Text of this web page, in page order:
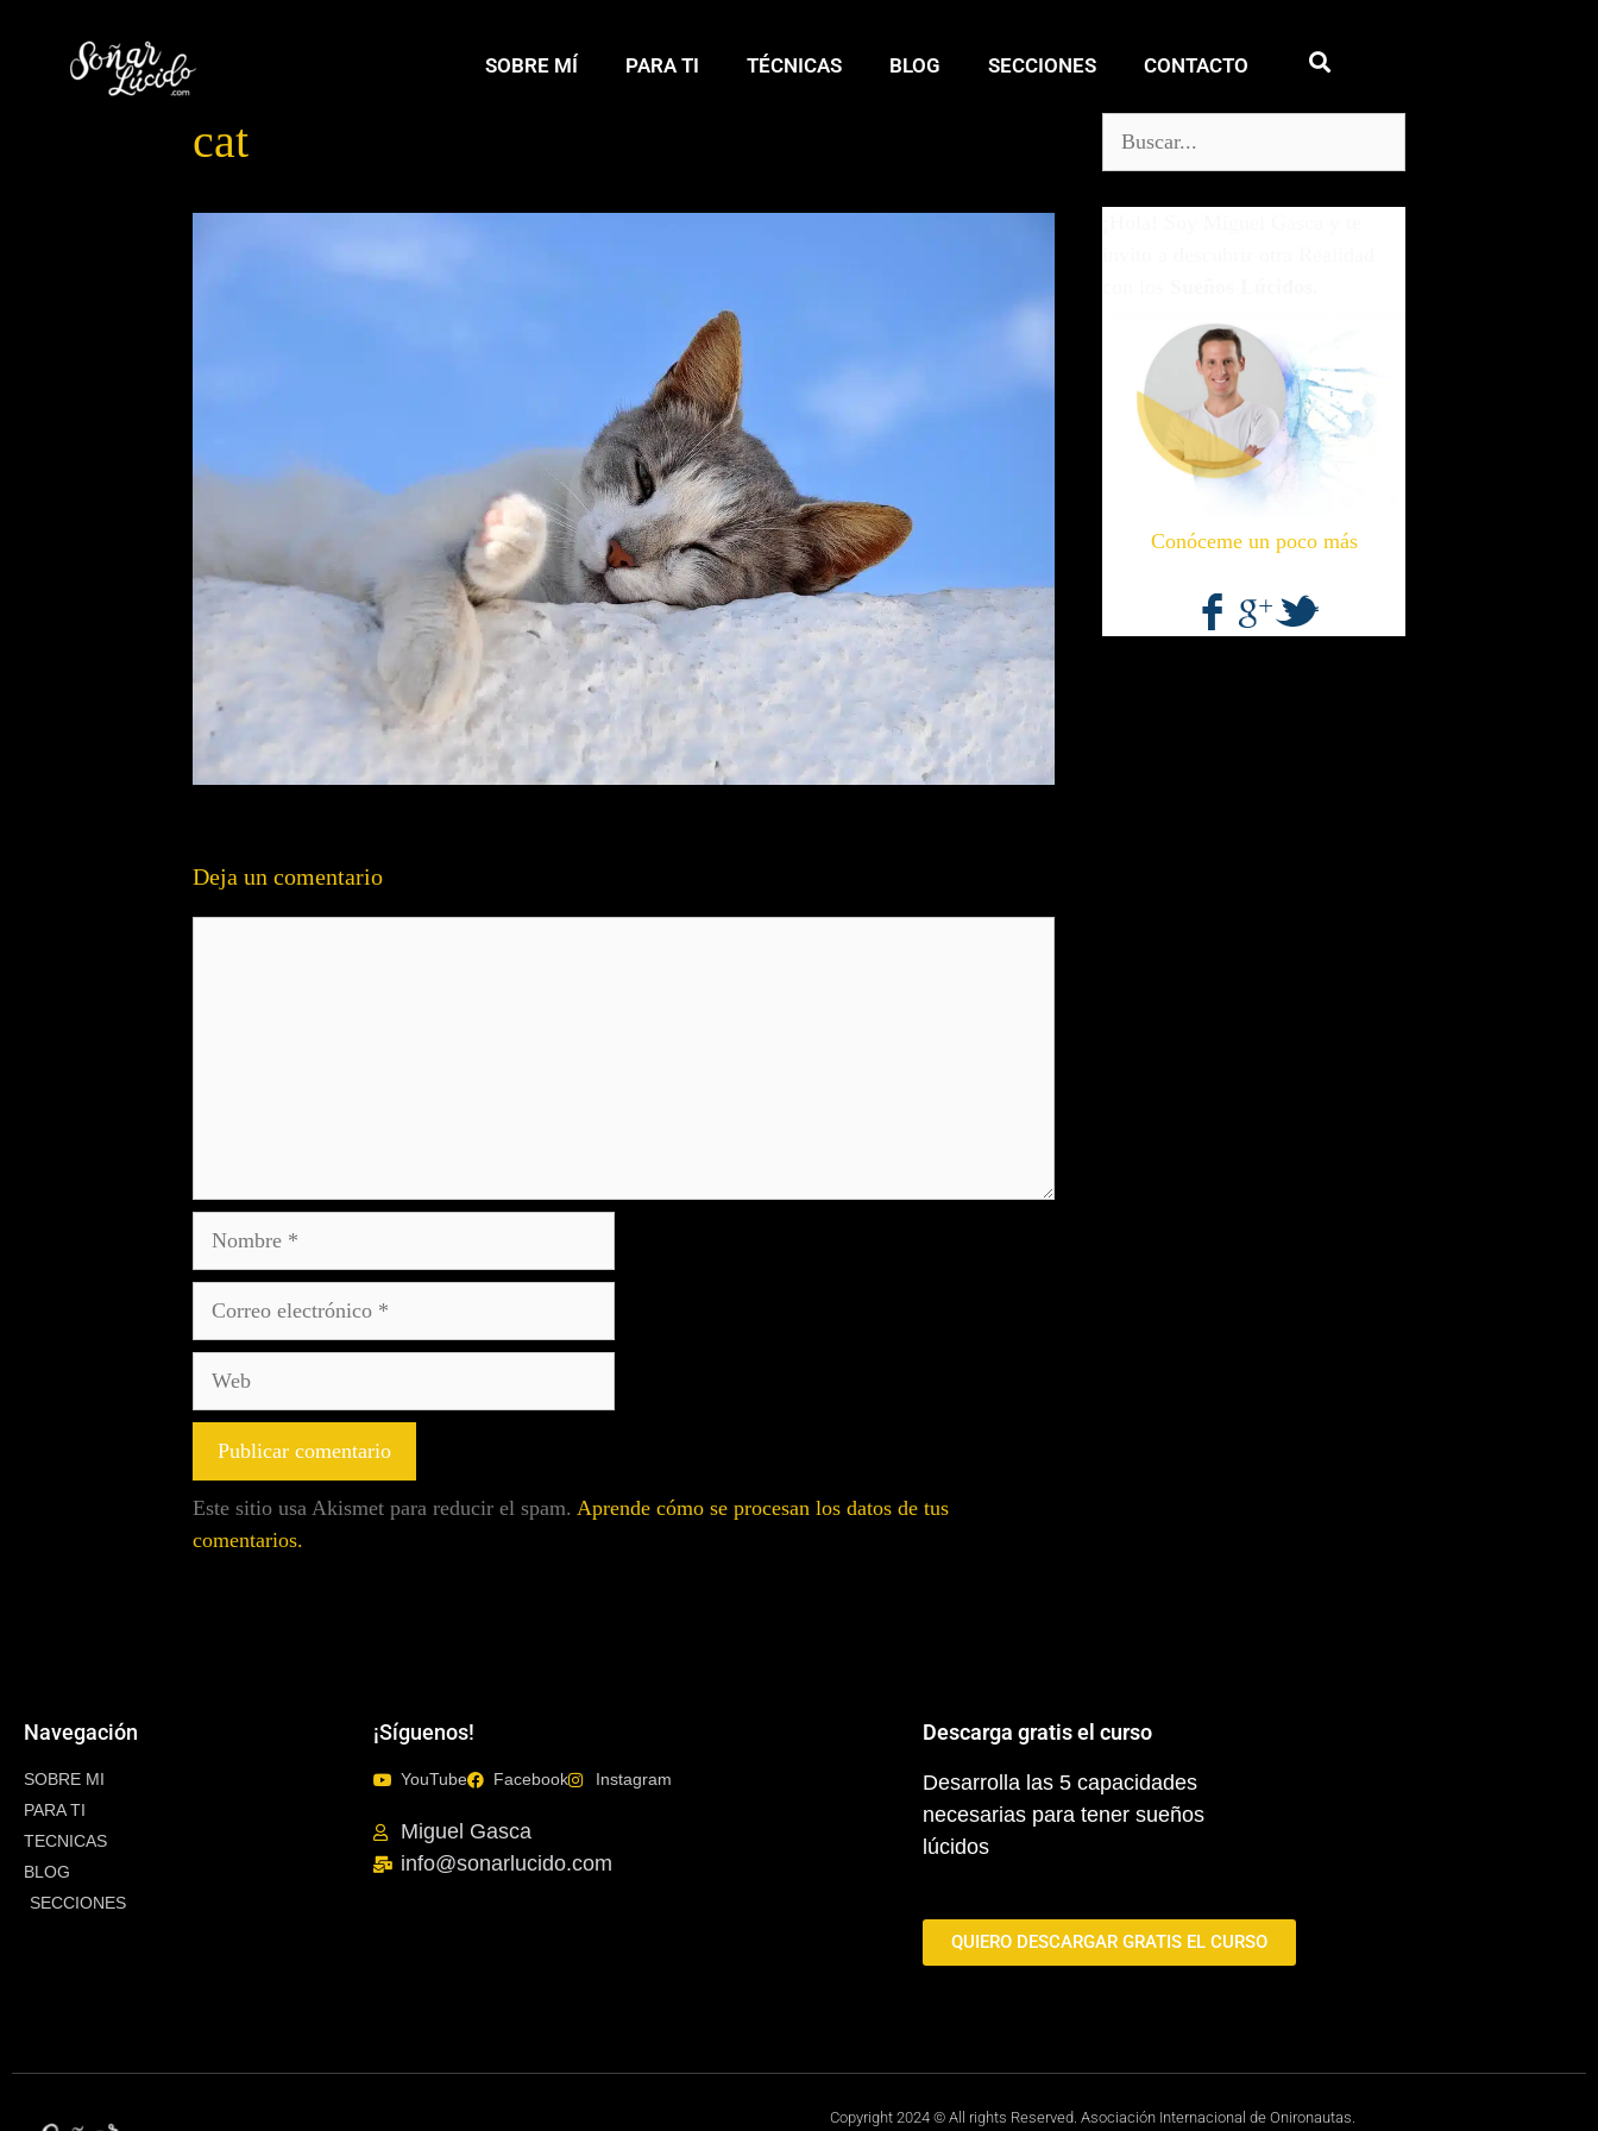
SOBRE MÍ PARA TI TÉCNICAS BLOG SECCIONES CONTACTO
cat
Deja un comentario
Este sitio usa Akismet para reducir el spam. Aprende cómo se procesan los datos de tus
comentarios.
Conóceme un poco más
Navegación
SOBRE MI
PARA TI
TECNICAS
BLOG
SECCIONES
¡Síguenos!
YouTube Facebook Instagram
Miguel Gasca
info@sonarlucido.com
Descarga gratis el curso
Desarrolla las 5 capacidades
necesarias para tener sueños
lúcidos
QUIERO DESCARGAR GRATIS EL CURSO
Copyright 2024 © All rights Reserved. Asociación Internacional de Onironautas.